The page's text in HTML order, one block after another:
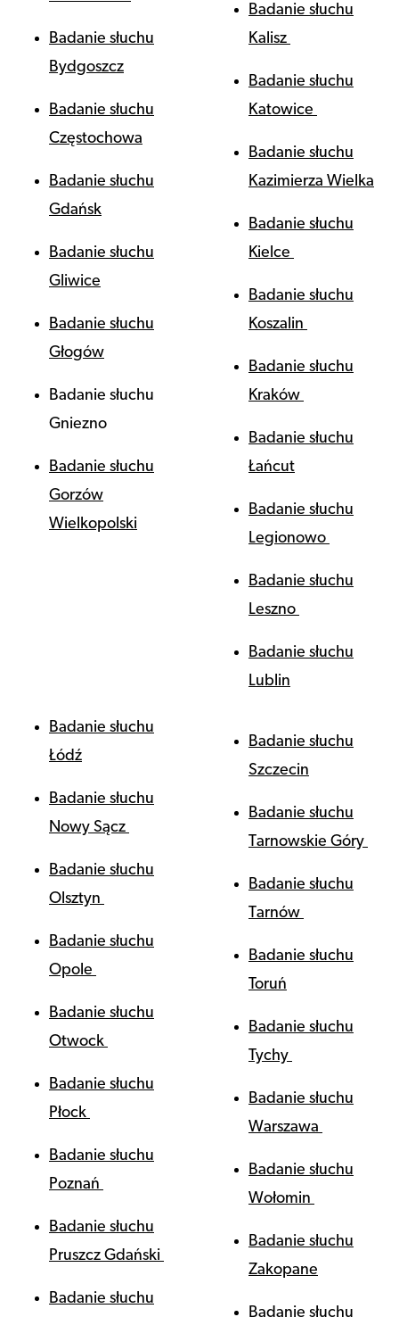
Badanie słuchu
Bydgoszcz
Badanie słuchu
Częstochowa
Badanie słuchu
Gdańsk
Badanie słuchu
Gliwice
Badanie słuchu
Głogów
Badanie słuchu
Gniezno
Badanie słuchu
Gorzów
Wielkopolski
Badanie słuchu
Kalisz
Badanie słuchu
Katowice
Badanie słuchu
Kazimierza Wielka
Badanie słuchu
Kielce
Badanie słuchu
Koszalin
Badanie słuchu
Kraków
Badanie słuchu
Łańcut
Badanie słuchu
Legionowo
Badanie słuchu
Leszno
Badanie słuchu
Lublin
Badanie słuchu
Łódź
Badanie słuchu
Nowy Sącz
Badanie słuchu
Olsztyn
Badanie słuchu
Opole
Badanie słuchu
Otwock
Badanie słuchu
Płock
Badanie słuchu
Poznań
Badanie słuchu
Pruszcz Gdański
Badanie słuchu
Badanie słuchu
Szczecin
Badanie słuchu
Tarnowskie Góry
Badanie słuchu
Tarnów
Badanie słuchu
Toruń
Badanie słuchu
Tychy
Badanie słuchu
Warszawa
Badanie słuchu
Wołomin
Badanie słuchu
Zakopane
Badanie słuchu